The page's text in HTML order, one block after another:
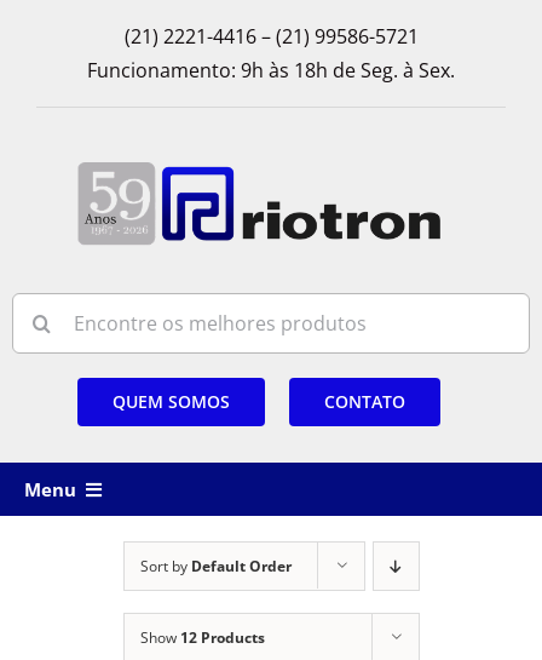
(21) 2221-4416 – (21) 99586-5721
Funcionamento: 9h às 18h de Seg. à Sex.
for:
QUEM SOMOS CONTATO
Menu
FRAGMENTADORAS
Sort by Default Order
Show 12 Products